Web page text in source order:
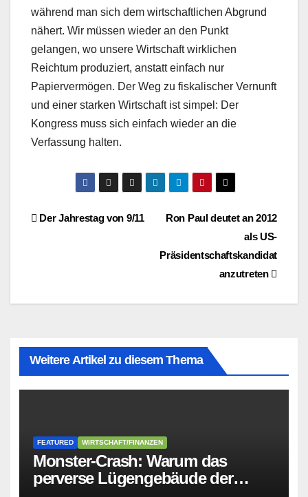
während man sich dem wirtschaftlichen Abgrund
nähert. Wir müssen wieder an den Punkt
gelangen, wo unsere Wirtschaft wirklichen
Reichtum produziert, anstatt einfach nur
Papiervermögen. Der Weg zu fiskalischer Vernunft
und einer starken Wirtschaft ist simpel: Der
Kongress muss sich einfach wieder an die
Verfassung halten.
BeitragsnavigationRon Paul deutet an 2012
als US-
Präsidentschaftskandidat
anzutreten
Der Jahrestag von 9/11
Weitere Artikel zu diesem Thema
FEATURED WIRTSCHAFT/FINANZEN
Monster-Crash: Warum das
perverse Lügengebäude der